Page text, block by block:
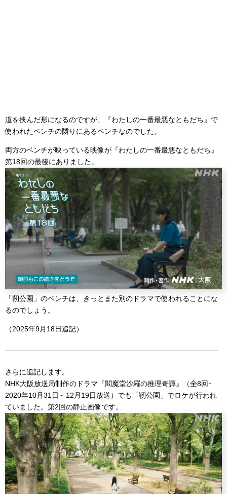
道を挟んだ形になるのですが、『わたしの一番最悪なともだち』で
使われたベンチの隣りにあるベンチなのでした。
両方のベンチが映っている映像が『わたしの一番最悪なともだち』
第18回の最後にありました。
「靭公園」のベンチは、きっとまた別のドラマで使われることにな
るのでしょう。
（2025年9月18日追記）
さらに追記します。
NHK大阪放送局制作のドラマ『閻魔堂沙羅の推理奇譚』（全8回･
2020年10月31日～12月19日放送）でも「靭公園」でロケが行われ
ていました。第2回の静止画像です。